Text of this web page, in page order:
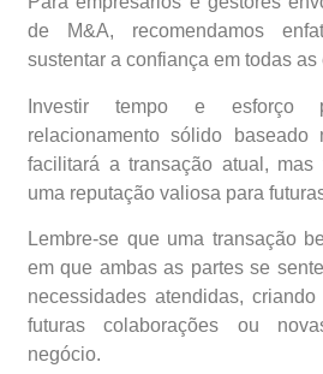
de M&A, recomendamos
sustentar a confiança em todas
Investir tempo e esforço
relacionamento sólido
facilitará a transação atual, mas
uma reputação valiosa para
Lembre-se que uma transação
em que ambas as partes se
necessidades atendidas,
futuras colaborações ou
negócio.